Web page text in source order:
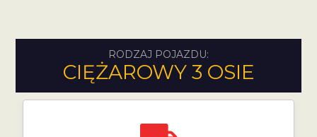
RODZAJ POJAZDU:
CIĘŻAROWY 3 OSIE